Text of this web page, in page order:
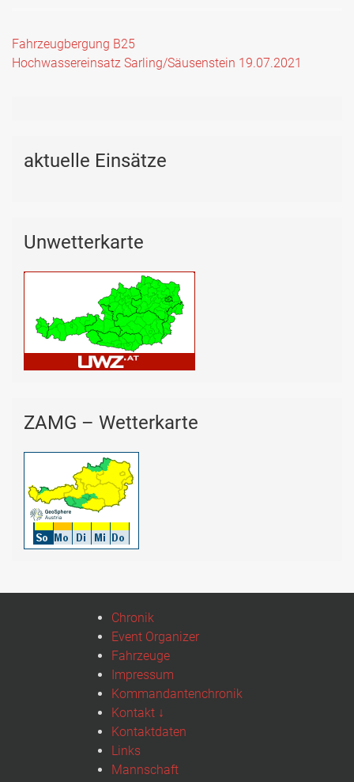
Beitragsnavigation
Fahrzeugbergung B25
Hochwassereinsatz Sarling/Säusenstein 19.07.2021
aktuelle Einsätze
Unwetterkarte
ZAMG – Wetterkarte
Chronik
Event Organizer
Fahrzeuge
Impressum
Kommandantenchronik
Kontakt ↓
Kontaktdaten
Links
Mannschaft